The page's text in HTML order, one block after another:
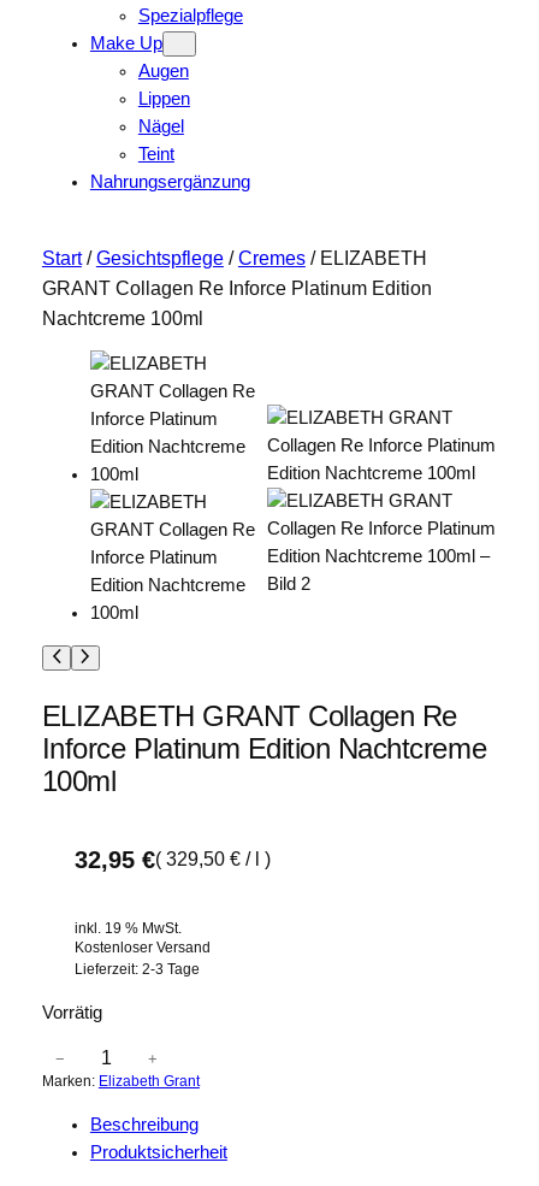
Spezialpflege
Make Up
Augen
Lippen
Nägel
Teint
Nahrungsergänzung
Start/Gesichtspflege/Cremes/ ELIZABETH
GRANT Collagen Re Inforce Platinum Edition
Nachtcreme 100ml
ELIZABETH GRANT Collagen Re
Inforce Platinum Edition Nachtcreme
100ml
32,95 €( 329,50 €/ )
inkl. 19 % MwSt.
Kostenloser Versand
Lieferzeit: 2-3 Tage
Vorrätig
L
− +
Marken: Elizabeth Grant
Beschreibung
Produktsicherheit